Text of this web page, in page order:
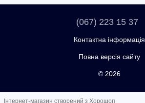
(067) 223 15 37
Контактна інформація
Повна версія сайту
© 2026
Інтернет-магазин створений з Хорошоп